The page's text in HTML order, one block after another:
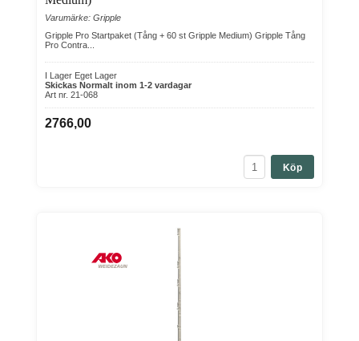
Varumärke: Gripple
Gripple Pro Startpaket (Tång + 60 st Gripple Medium) Gripple Tång
Pro Contra...
I Lager Eget Lager
Skickas Normalt inom 1-2 vardagar
Art nr. 21-068
2766,00
Köp